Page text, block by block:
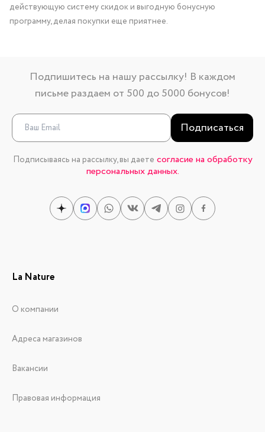
действующую систему скидок и выгодную бонусную
программу, делая покупки еще приятнее.
Подпишитесь на нашу рассылку! В каждом
письме раздаем от 500 до 5000 бонусов!
Подписаться
Подписываясь на рассылку, вы даете согласие на обработку
персональных данных.
La Nature
О компании
Адреса магазинов
Вакансии
Правовая информация